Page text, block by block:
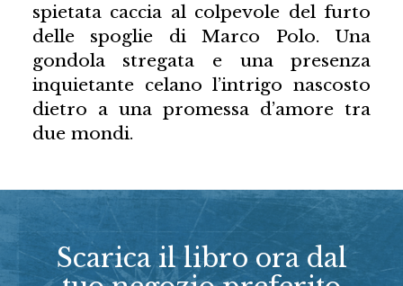
spietata caccia al colpevole del furto
delle spoglie di Marco Polo. Una
gondola stregata e una presenza
inquietante celano l’intrigo nascosto
dietro a una promessa d’amore tra
due mondi.
Scarica il libro ora dal